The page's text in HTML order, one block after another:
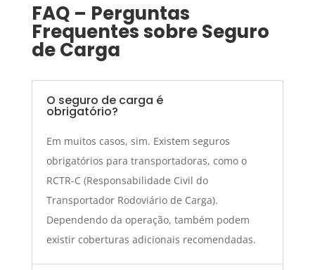
FAQ – Perguntas
Frequentes sobre Seguro
de Carga
O seguro de carga é
obrigatório?
Em muitos casos, sim. Existem seguros
obrigatórios para transportadoras, como o
RCTR-C (Responsabilidade Civil do
Transportador Rodoviário de Carga).
Dependendo da operação, também podem
existir coberturas adicionais recomendadas.